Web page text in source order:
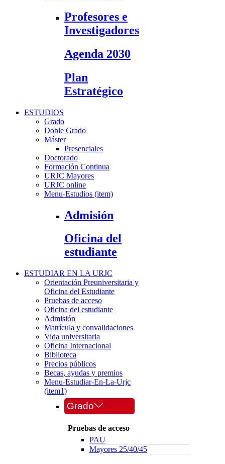
Profesores e
Investigadores
Agenda 2030
Plan
Estratégico
ESTUDIOS
Grado
Doble Grado
Máster
Presenciales
Doctorado
Formación Continua
URJC Mayores
URJC online
Menu-Estudios (item)
Admisión
Oficina del
estudiante
ESTUDIAR EN LA URJC
Orientación Preuniversitaria y
Oficina del Estudiante
Pruebas de acceso
Oficina del estudiante
Admisión
Matrícula y convalidaciones
Vida universitaria
Oficina Internacional
Biblioteca
Precios públicos
Becas, ayudas y premios
Menu-Estudiar-En-La-Urjc
(item1)
Grado
Pruebas de acceso
PAU
Mayores 25/40/45